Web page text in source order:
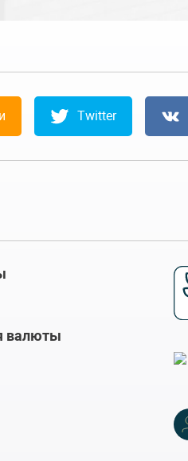
Twitter
валюты